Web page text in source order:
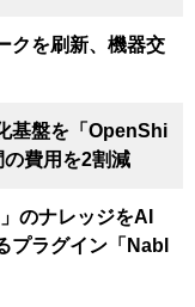
クを刷新、機器交
基盤を「OpenShi
費用を2割減
のナレッジをAI
プラグイン「Nabl